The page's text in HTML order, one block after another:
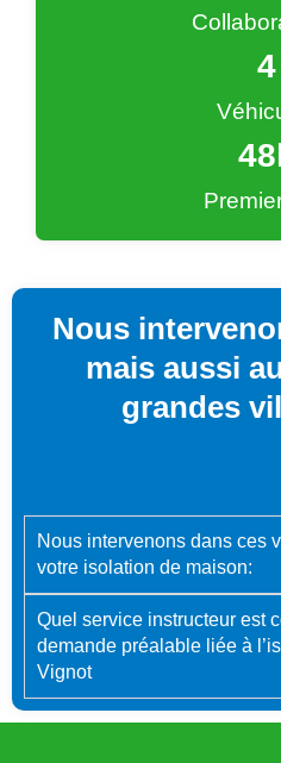
4
48
Nous
mais aussi
grandes
Nous intervenons dans ces
votre isolation de maison:
Quel service instructeur est
demande préalable liée à
Vignot